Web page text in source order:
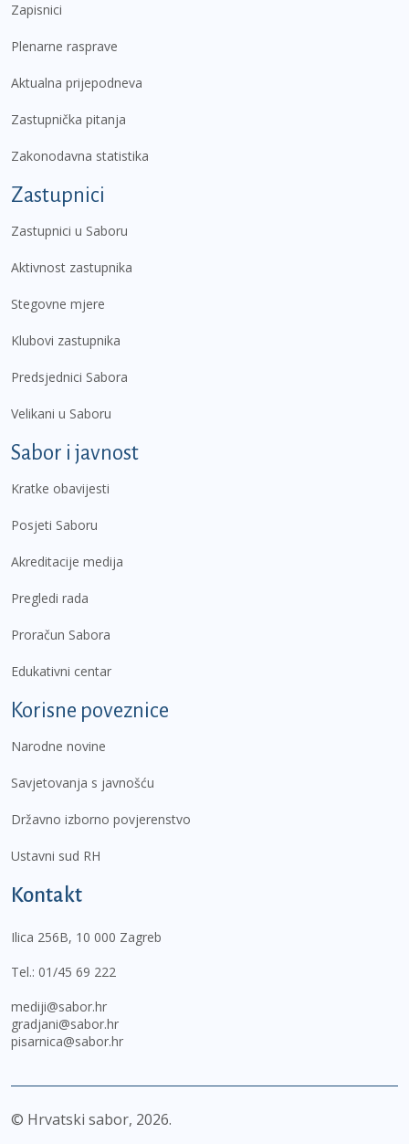
Zapisnici
Plenarne rasprave
Aktualna prijepodneva
Zastupnička pitanja
Zakonodavna statistika
Zastupnici
Zastupnici u Saboru
Aktivnost zastupnika
Stegovne mjere
Klubovi zastupnika
Predsjednici Sabora
Velikani u Saboru
Sabor i javnost
Kratke obavijesti
Posjeti Saboru
Akreditacije medija
Pregledi rada
Proračun Sabora
Edukativni centar
Korisne poveznice
Narodne novine
Savjetovanja s javnošću
Državno izborno povjerenstvo
Ustavni sud RH
Kontakt
Ilica 256B, 10 000 Zagreb
Tel.: 01/45 69 222
mediji@sabor.hr
gradjani@sabor.hr
pisarnica@sabor.hr
© Hrvatski sabor, 2026